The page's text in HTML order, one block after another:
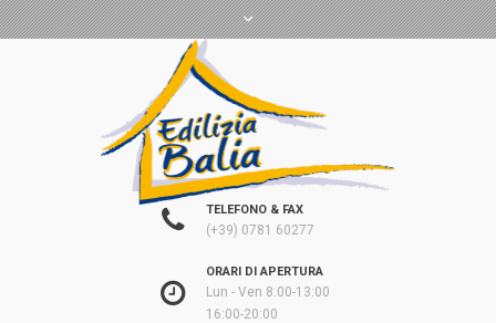
TELEFONO & FAX
(+39) 0781 60277
ORARI DI APERTURA
Lun - Ven 8:00-13:00
16:00-20:00